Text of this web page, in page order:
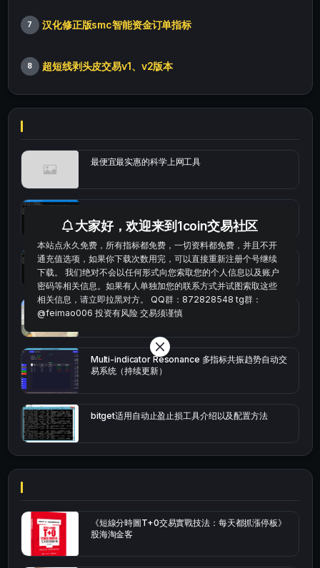
7 汉化修正版smc智能资金订单指标
8 超短线剥头皮交易v1、v2版本
最便宜最实惠的科学上网工具
okx的短线量化的免费版本
bybit安卓端
Multi-indicator Resonance 多指标共振趋势自动交
易系统（持续更新）
bitget适用自动止盈止损工具介绍以及配置方法
《短線分時圖T+0交易實戰技法：每天都抓漲停板》
股海淘金客
大家好，欢迎来到1coin交易社区
本站点永久免费，所有指标都免费，一切资料都免费，并且不开
通充值选项，如果你下载次数用完，可以直接重新注册个号继续
下载。 我们绝对不会以任何形式向您索取您的个人信息以及账户
密码等相关信息。如果有人单独加您的联系方式并试图索取这些
相关信息，请立即拉黑对方。 QQ群：872828548 tg群：
@feimao006 投资有风险 交易须谨慎